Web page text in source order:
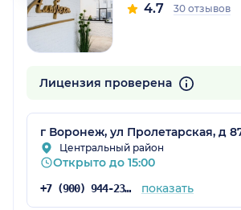
4.7 30 отзывов
Лицензия проверена
г Воронеж, ул Пролетарская, д
Центральный район
Открыто до 15:00
+7 (900) 944-23-04 показать